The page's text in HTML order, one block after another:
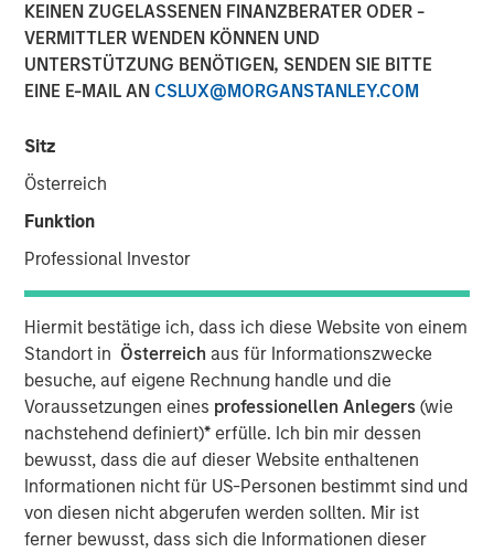
KEINEN ZUGELASSENEN FINANZBERATER ODER -
VERMITTLER WENDEN KÖNNEN UND
UNTERSTÜTZUNG BENÖTIGEN, SENDEN SIE BITTE
EINE E-MAIL AN CSLUX@MORGANSTANLEY.COM
Sitz
Österreich
Funktion
Professional Investor
Hiermit bestätige ich, dass ich diese Website von einem
Standort in Österreich aus für Informationszwecke
besuche, auf eigene Rechnung handle und die
Voraussetzungen eines professionellen Anlegers(wie
nachstehend definiert)* erfülle. Ich bin mir dessen
bewusst, dass die auf dieser Website enthaltenen
Informationen nicht für US-Personen bestimmt sind und
von diesen nicht abgerufen werden sollten. Mir ist
ferner bewusst, dass sich die Informationen dieser
Funding to help accelerate growth of its ocean data
services platform
NEW YORK - January 9, 2025
announced today that the 1GT private climate equity
strategy (1GT) participated in a €115 million fundraise for
the offshore energy and civil hydrography sectors. 1GT
participated in an investor consortium that includes S2G
Ventures (S2G), Climate Investment (CI), and Crown
Family’s CC Industries (CCI).
The investor consortium brings fit-for-purpose capital,
diverse operational experience across the offshore value
chain, and the strategic connectivity to accelerate the
growth of XOCEAN’s platform to meet the rapidly growing
demand for high-quality geophysical data solutions
across the blue economy.